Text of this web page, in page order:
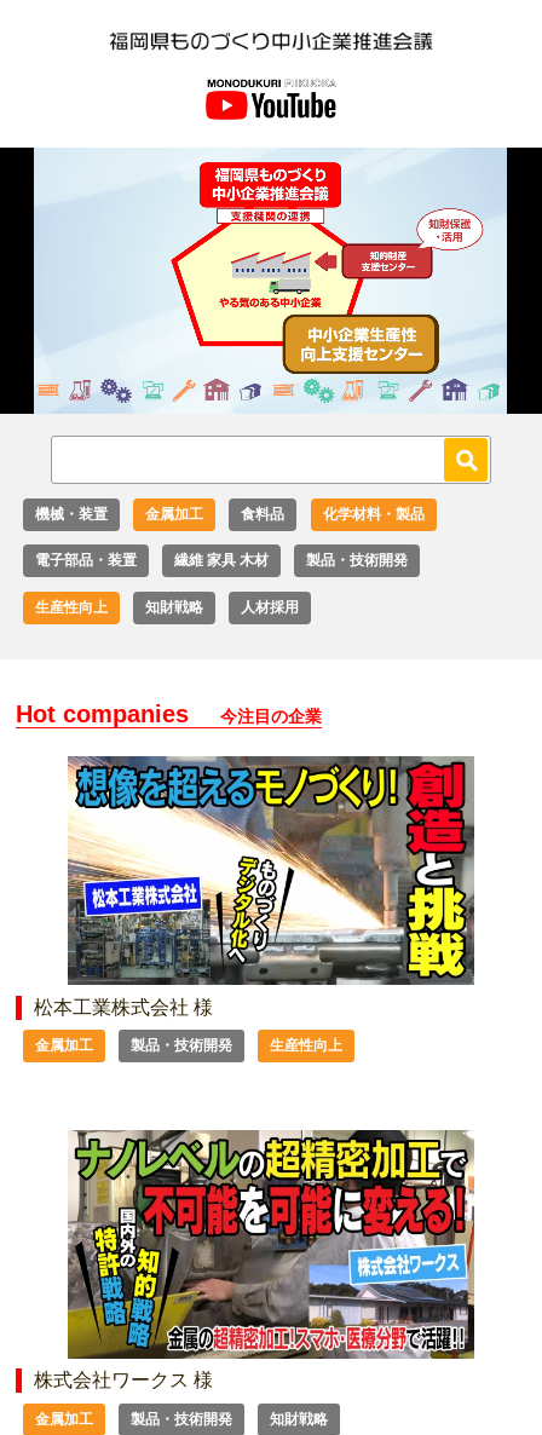
Unmute Loaded
機械・装置 金属加工 食料品 化学材料・製品
電子部品・装置 繊維 家具 木材 製品・技術開発
生産性向上 知財戦略 人材採用
Hot companies 今注目の企業
松本工業株式会社 様
金属加工 製品・技術開発 生産性向上
株式会社ワークス 様
金属加工 製品・技術開発 知財戦略